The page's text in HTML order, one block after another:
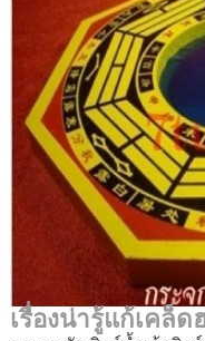
เรื่องน่ารู้แก้เคล็